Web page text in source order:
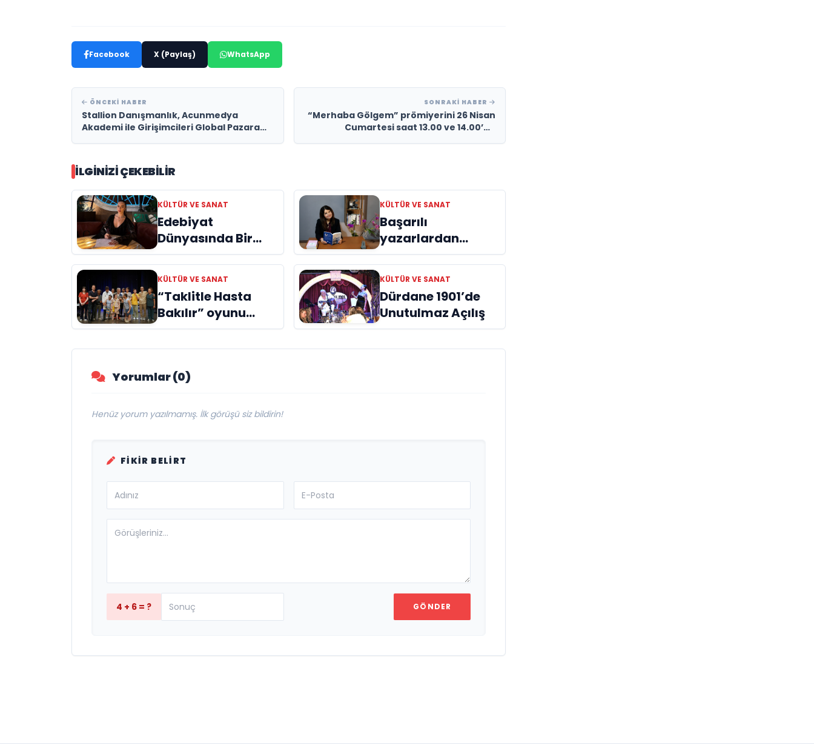
Facebook X (Paylaş) WhatsApp
ÖNCEKI HABER
Stallion Danışmanlık, Acunmedya
Akademi ile Girişimcileri Global Pazara
SONRAKI HABER
“Merhaba Gölgem” prömiyerini 26 Nisan
Cumartesi saat 13.00 ve 14.00’de
İLGINIZI ÇEKEBILIR
KÜLTÜR VE SANAT
Edebiyat
Dünyasında Bir
Genç Deha
Doğuyor: Dilruba
Engin ve Zift Karası
Evreni ‘AVENOİR’
KÜLTÜR VE SANAT
Başarılı
yazarlardan
Azime Savaş’tan
başucu kitabı
“Emanet”
raflardaki yerini
aldı
KÜLTÜR VE SANAT
“Taklitle Hasta
Bakılır” oyunu
engelleri sanatla
aştı
KÜLTÜR VE SANAT
Dürdane 1901’de
Unutulmaz Açılış
Yorumlar (0)
Henüz yorum yazılmamış. İlk görüşü siz bildirin!
FIKIR BELIRT
4 + 6 = ? GÖNDER